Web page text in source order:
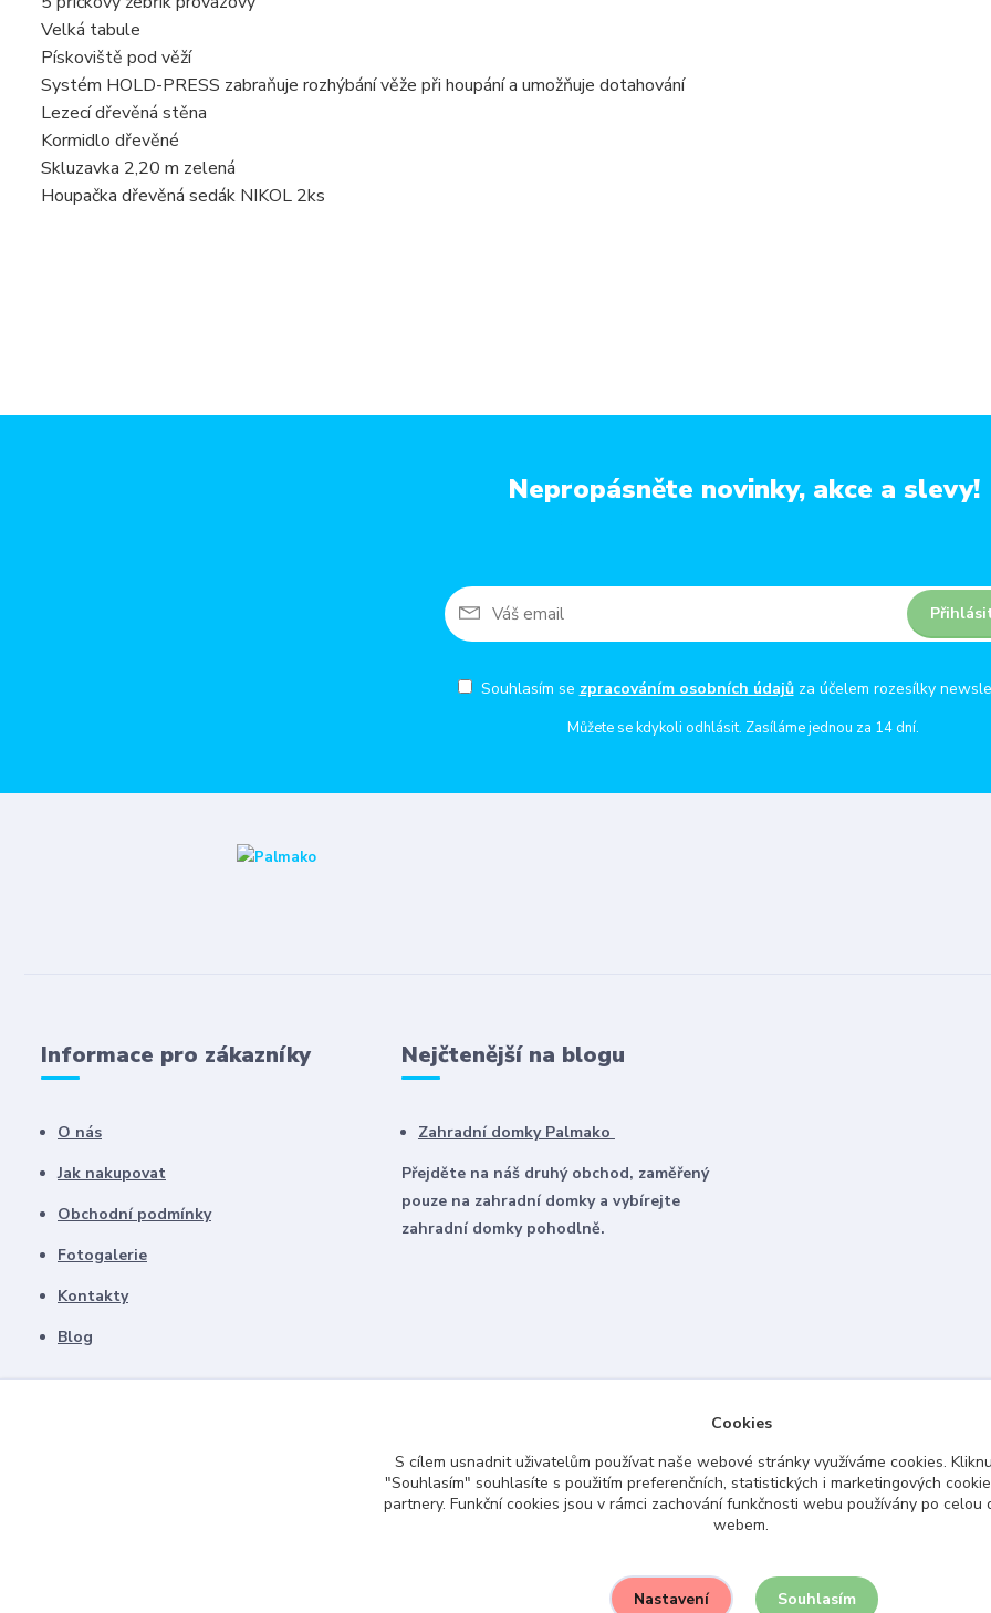
Velká tabule
Pískoviště pod věží
Systém HOLD-PRESS zabraňuje rozhýbání věže při houpání a umožňuje dotahování
Lezecí dřevěná stěna
Kormidlo dřevěné
Skluzavka 2,20 m zelená
Houpačka dřevěná sedák NIKOL 2ks
Nepropásněte novinky, akce a slevy!
Souhlasím se zpracováním osobních údajůza účelem rozesílky
Můžete se kdykoli odhlásit. Zasíláme jednou za 14 dní.
Informace pro zákazníky
O nás
Jak nakupovat
Obchodní podmínky
Fotogalerie
Kontakty
Blog
Nejčtenější na blogu
Zahradní domky Palmako
Přejděte na náš druhý obchod, zaměřený
pouze na zahradní domky a vybírejte
zahradní domky pohodlně.
Upravit sběr cookies.
Cookies
S cílem usnadnit uživatelům používat naše webové stránky využíváme cookies.
"Souhlasím" souhlasíte s použitím preferenčních, statistických i marketingových
partnery. Funkční cookies jsou v rámci zachování funkčnosti webu používány po celou
webem.
Nastavení Souhlasím